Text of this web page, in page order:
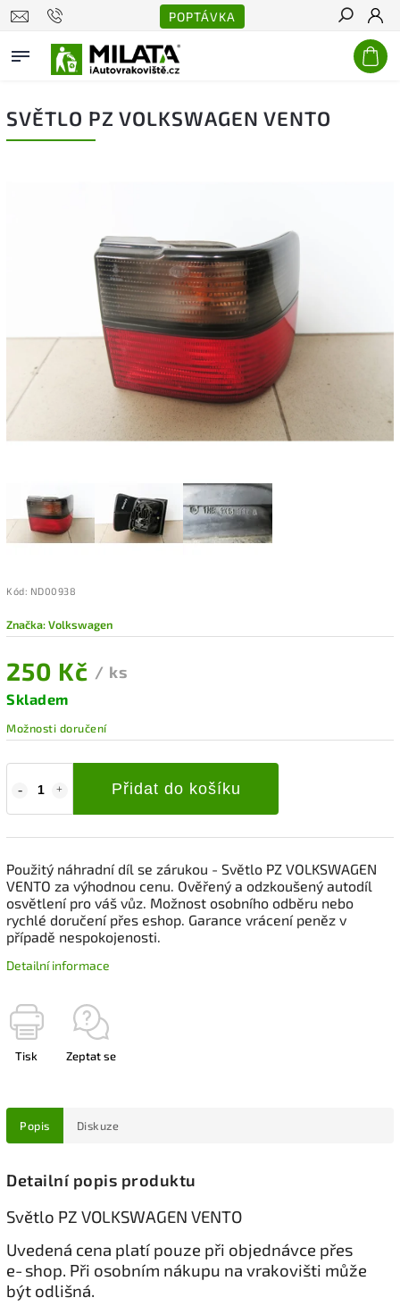
POPTÁVKA
Hledat
SVĚTLO PZ VOLKSWAGEN VENTO
Kód: ND00938
Značka:Volkswagen
250 Kč / ks
Skladem
Možnosti doručení
Přidat do košíku
Použitý náhradní díl se zárukou - Světlo PZ VOLKSWAGEN
VENTO za výhodnou cenu. Ověřený a odzkoušený autodíl
osvětlení pro váš vůz. Možnost osobního odběru nebo
rychlé doručení přes eshop. Garance vrácení peněz v
případě nespokojenosti.
Detailní informace
Tisk Zeptat se
Popis Diskuze
Detailní popis produktu
Světlo PZ VOLKSWAGEN VENTO
Uvedená cena platí pouze při objednávce přes
e‑shop. Při osobním nákupu na vrakovišti může
být odlišná.